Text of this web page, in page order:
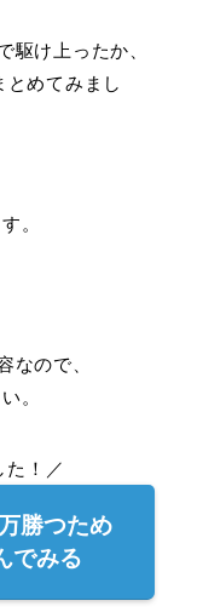
駆け上ったか、
とめてみまし
。
なので、
。
た！／
勝つため
でみる